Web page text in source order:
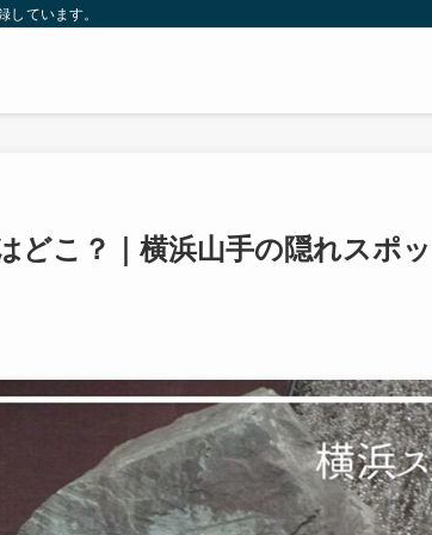
しています。
どこ？｜横浜山手の隠れスポ